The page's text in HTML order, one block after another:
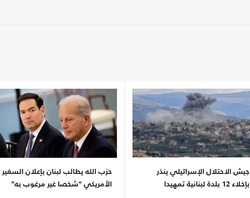
جيش الاحتلال الإسرائيلي ينذر
بإخلاء 12 بلدة لبنانية تمهيدا
حزب الله يطالب لبنان بإعلان السفير
الأمريكي "شخصا غير مرغوب به"